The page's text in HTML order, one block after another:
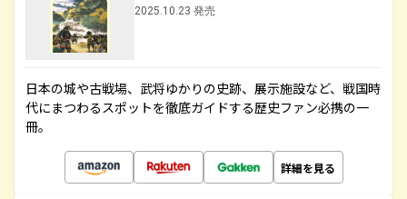
2025.10.23 発売
日本の城や古戦場、武将ゆかりの史跡、展示施設など、戦国時
代にまつわるスポットを徹底ガイドする歴史ファン必携の一
冊。
詳細を見る